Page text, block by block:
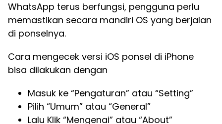
WhatsApp terus berfungsi, pengguna perlu
memastikan secara mandiri OS yang berjalan
di ponselnya.
Cara mengecek versi iOS ponsel di iPhone
bisa dilakukan dengan
Masuk ke “Pengaturan” atau “Setting”
Pilih “Umum” atau “General”
Lalu Klik “Mengenai” atau “About”